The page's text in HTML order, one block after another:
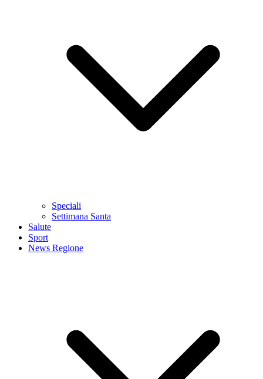
Speciali
Settimana Santa
Salute
Sport
News Regione